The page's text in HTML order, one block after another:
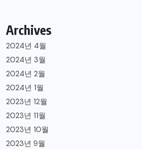
Archives
2024년 4월
2024년 3월
2024년 2월
2024년 1월
2023년 12월
2023년 11월
2023년 10월
2023년 9월